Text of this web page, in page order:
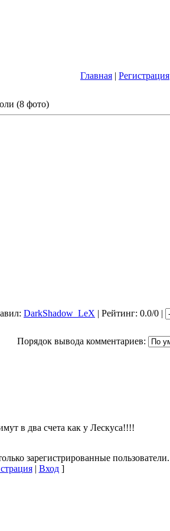
Главная | Регистрация
(8 фото)
DarkShadow_LeX | Рейтинг: 0.0/0 |
Порядок вывода комментариев:
в два счета как у Лескуса!!!!
зарегистрированные пользователи.
| Вход]